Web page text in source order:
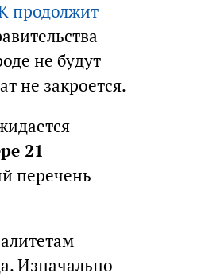
продолжит
не будут
не закроется.
21
перечень
Изначально